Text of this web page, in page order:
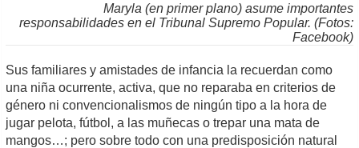
Maryla (en primer plano) asume importantes
responsabilidades en el Tribunal Supremo Popular. (Fotos:
Facebook)
Sus familiares y amistades de infancia la recuerdan como
una niña ocurrente, activa, que no reparaba en criterios de
género ni convencionalismos de ningún tipo a la hora de
jugar pelota, fútbol, a las muñecas o trepar una mata de
mangos…; pero sobre todo con una predisposición natural